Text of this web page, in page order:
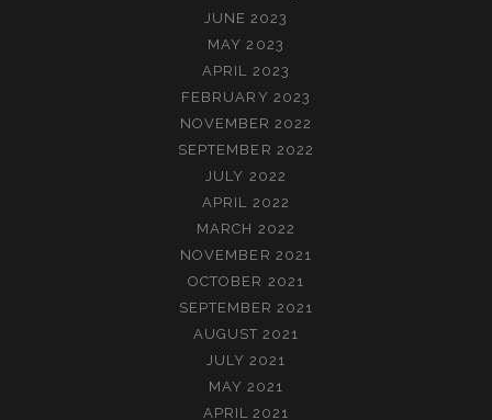
JUNE 2023
MAY 2023
APRIL 2023
FEBRUARY 2023
NOVEMBER 2022
SEPTEMBER 2022
JULY 2022
APRIL 2022
MARCH 2022
NOVEMBER 2021
OCTOBER 2021
SEPTEMBER 2021
AUGUST 2021
JULY 2021
MAY 2021
APRIL 2021